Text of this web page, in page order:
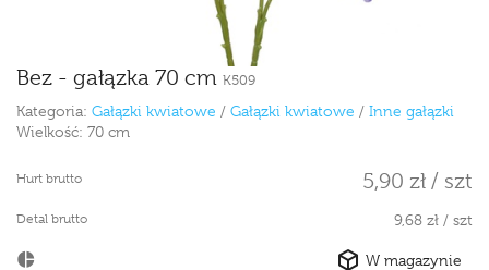
Bez - gałązka 70 cm K509
Kategoria: Gałązki kwiatowe / Gałązki kwiatowe / Inne gałązki
Wielkość: 70 cm
Hurt brutto 5,90 zł / szt
Detal brutto 9,68 zł / szt
W magazynie